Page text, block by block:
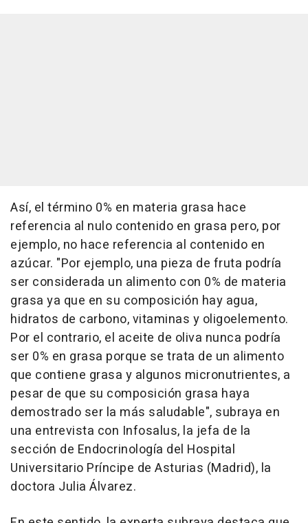
Así, el término 0% en materia grasa hace
referencia al nulo contenido en grasa pero, por
ejemplo, no hace referencia al contenido en
azúcar. "Por ejemplo, una pieza de fruta podría
ser considerada un alimento con 0% de materia
grasa ya que en su composición hay agua,
hidratos de carbono, vitaminas y oligoelemento.
Por el contrario, el aceite de oliva nunca podría
ser 0% en grasa porque se trata de un alimento
que contiene grasa y algunos micronutrientes, a
pesar de que su composición grasa haya
demostrado ser la más saludable", subraya en
una entrevista con Infosalus, la jefa de la
sección de Endocrinología del Hospital
Universitario Príncipe de Asturias (Madrid), la
doctora Julia Álvarez.